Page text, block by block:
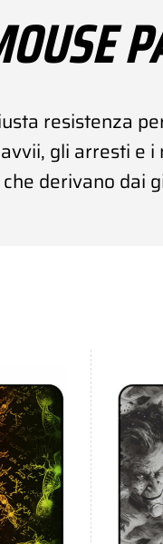
resistenza
gli arresti e
derivano dai